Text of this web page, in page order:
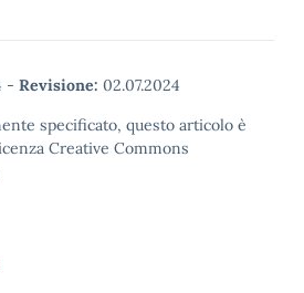
- Revisione: 02.07.2024
specificato, questo articolo è
Creative Commons